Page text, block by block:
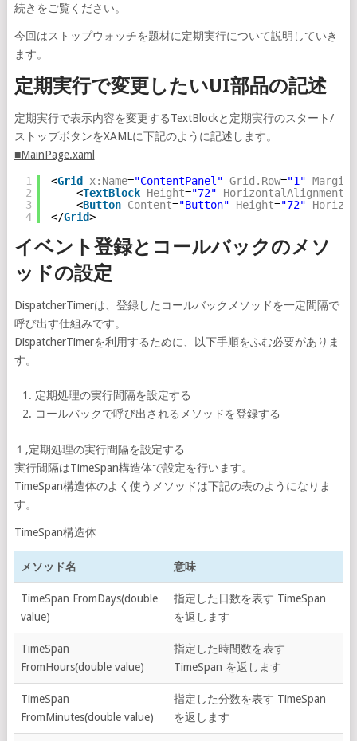
続きをご覧ください。
今回はストップウォッチを題材に定期実行について説明していき
ます。
定期実行で変更したいUI部品の記述
定期実行で表示内容を変更するTextBlockと定期実行のスタート/
ストップボタンをXAMLに下記のように記述します。
■MainPage.xaml
1
2
3
4
<Grid x:Name="ContentPanel" Grid.Row="1" Margin
<TextBlock Height="72" HorizontalAlignment
<Button Content="Button" Height="72"
</Grid>
イベント登録とコールバックのメソ
ッドの設定
DispatcherTimerは、登録したコールバックメソッドを一定間隔で
呼び出す仕組みです。
DispatcherTimerを利用するために、以下手順をふむ必要がありま
す。
定期処理の実行間隔を設定する
コールバックで呼び出されるメソッドを登録する
１,定期処理の実行間隔を設定する
実行間隔はTimeSpan構造体で設定を行います。
TimeSpan構造体のよく使うメソッドは下記の表のようになりま
す。
TimeSpan構造体
メソッド名 意味
TimeSpan FromDays(double
value)
指定した日数を表す TimeSpan
を返します
TimeSpan
FromHours(double value)
指定した時間数を表す
TimeSpan を返します
TimeSpan
FromMinutes(double value)
指定した分数を表す TimeSpan
を返します